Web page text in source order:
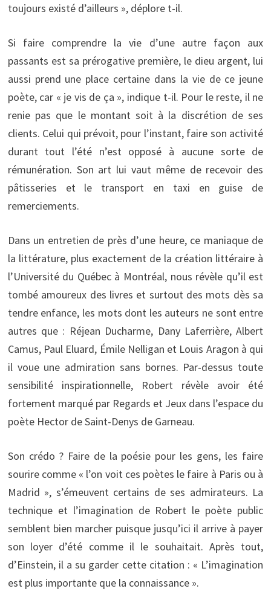
toujours existé d’ailleurs », déplore t-il.
Si faire comprendre la vie d’une autre façon aux
passants est sa prérogative première, le dieu argent, lui
aussi prend une place certaine dans la vie de ce jeune
poète, car « je vis de ça », indique t-il. Pour le reste, il ne
renie pas que le montant soit à la discrétion de ses
clients. Celui qui prévoit, pour l’instant, faire son activité
durant tout l’été n’est opposé à aucune sorte de
rémunération. Son art lui vaut même de recevoir des
pâtisseries et le transport en taxi en guise de
remerciements.
Dans un entretien de près d’une heure, ce maniaque de
la littérature, plus exactement de la création littéraire à
l’Université du Québec à Montréal, nous révèle qu’il est
tombé amoureux des livres et surtout des mots dès sa
tendre enfance, les mots dont les auteurs ne sont entre
autres que : Réjean Ducharme, Dany Laferrière, Albert
Camus, Paul Eluard, Émile Nelligan et Louis Aragon à qui
il voue une admiration sans bornes. Par-dessus toute
sensibilité inspirationnelle, Robert révèle avoir été
fortement marqué par Regards et Jeux dans l’espace du
poète Hector de Saint-Denys de Garneau.
Son crédo ? Faire de la poésie pour les gens, les faire
sourire comme « l’on voit ces poètes le faire à Paris ou à
Madrid », s’émeuvent certains de ses admirateurs. La
technique et l’imagination de Robert le poète public
semblent bien marcher puisque jusqu’ici il arrive à payer
son loyer d’été comme il le souhaitait. Après tout,
d’Einstein, il a su garder cette citation : « L’imagination
est plus importante que la connaissance ».